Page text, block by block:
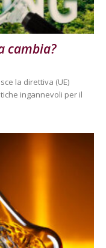
cambia?
la direttiva (UE)
ingannevoli per il